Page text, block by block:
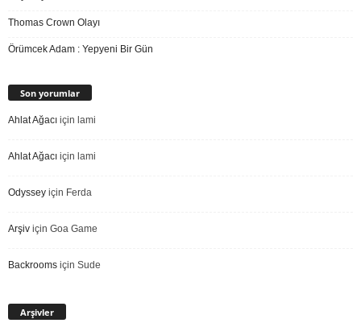
Thomas Crown Olayı
Örümcek Adam : Yepyeni Bir Gün
Son yorumlar
Ahlat Ağacı için lami
Ahlat Ağacı için lami
Odyssey için Ferda
Arşiv için Goa Game
Backrooms için Sude
Arşivler